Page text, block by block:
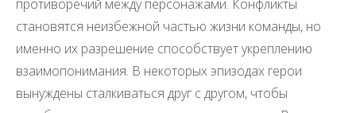
противоречий между персонажами. Конфликты
становятся неизбежной частью жизни команды, но
именно их разрешение способствует укреплению
взаимопонимания. В некоторых эпизодах герои
вынуждены сталкиваться друг с другом, чтобы